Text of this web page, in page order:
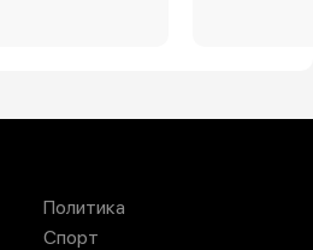
Политика
Спорт